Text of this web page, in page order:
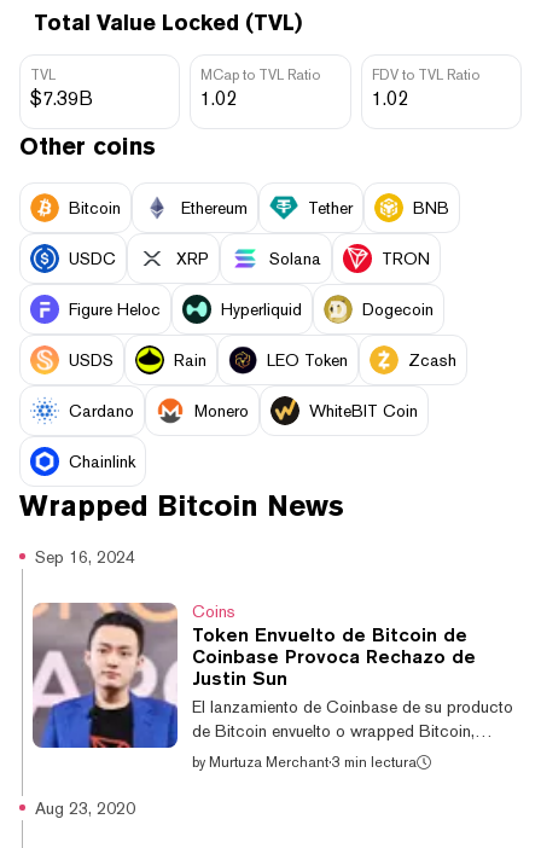
Total Value Locked (TVL)
TVL
$7.39B
MCap to TVL Ratio
1.02
FDV to TVL Ratio
1.02
Other coins
Bitcoin Ethereum Tether BNB
USDC XRP Solana TRON
Figure Heloc Hyperliquid Dogecoin
USDS Rain LEO Token Zcash
Cardano Monero WhiteBIT Coin
Chainlink
Wrapped Bitcoin News
Sep 16, 2024
Coins
Token Envuelto de Bitcoin de
Coinbase Provoca Rechazo de
Justin Sun
El lanzamiento de Coinbase de su producto
de Bitcoin envuelto o wrapped Bitcoin,
cbBTC, ha desatado un acalorado debate
by Murtuza Merchant·3 min lectura
Aug 23, 2020